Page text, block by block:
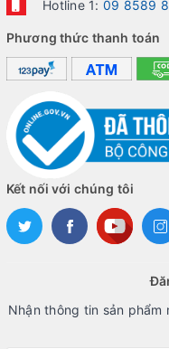
Hotline 1: 09 8589
Phương thức thanh toán
Kết nối với chúng tôi
Nhận thông tin sản phẩm